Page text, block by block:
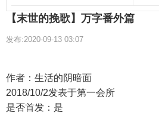
【末世的挽歌】万字番外篇
发布:2020-09-13 03:07
作者：生活的阴暗面
2018/10/2发表于第一会所
是否首发：是